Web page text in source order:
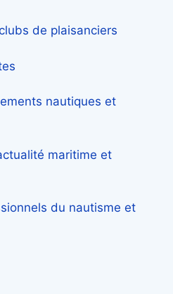
de plaisanciers
nautiques et
maritime et
du nautisme et